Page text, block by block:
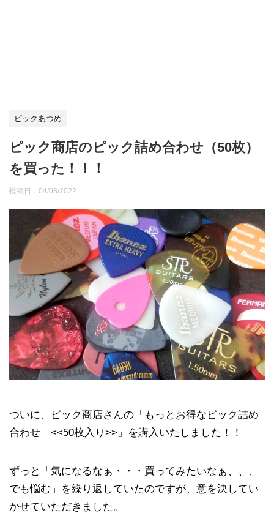
ピックあつめ
ピック商店のピック詰め合わせ（50枚）
を買った！！！
投稿日： 04/08/2022
ついに、ピック商店さんの「もっとお得なピック詰め
合わせ <<50枚入り>>」を購入いたしました！！
ずっと「気になるなぁ・・・買ってみたいなぁ、、、
でも悩む」を繰り返していたのですが、意を決してい
かせていただきました。